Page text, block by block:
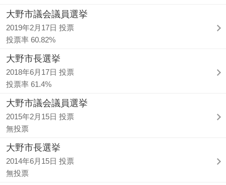
大野市議会議員選挙
2019年2月17日 投票
投票率 60.82%
大野市長選挙
2018年6月17日 投票
投票率 61.4%
大野市議会議員選挙
2015年2月15日 投票
無投票
大野市長選挙
2014年6月15日 投票
無投票